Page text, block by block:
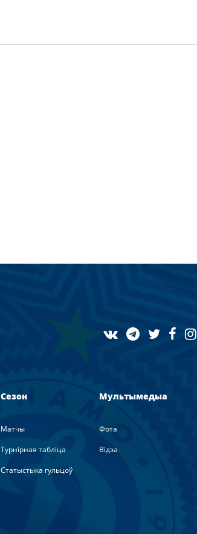
Сезон
Матчы
Турнірная табліца
Статыстыка гульцоў
Мультымедыа
Фота
Вiдэа